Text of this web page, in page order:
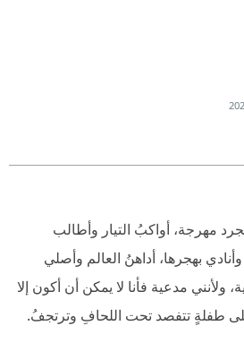
مهرجة، أواكبُ التيار وأطالب
بهجرها، أداهنُ العالم وأصلي
ولأنني مدعية فأنا لا يمكن أن أكون إلا
على طفلةٍ تتفصد تحت اللحافِ وترتجفُ.